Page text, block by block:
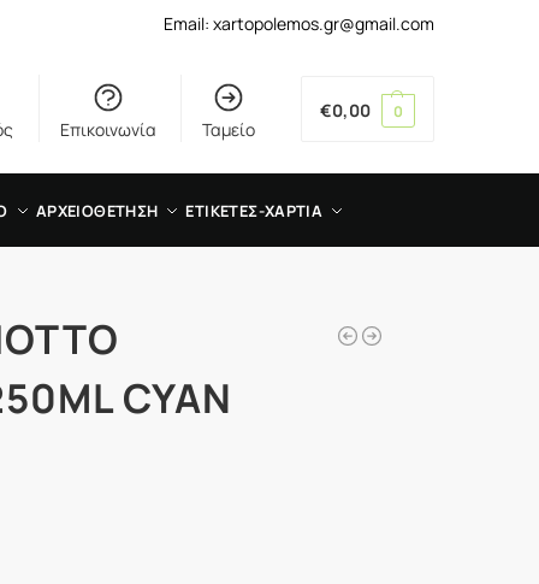
Email: xartopolemos.gr@gmail.com
Επικοινωνία Ταμείο
€0,00 0
ΑΡΧΕΙΟΘΕΤΗΣΗ ΕΤΙΚΕΤΕΣ-ΧΑΡΤΙΑ
CYAN